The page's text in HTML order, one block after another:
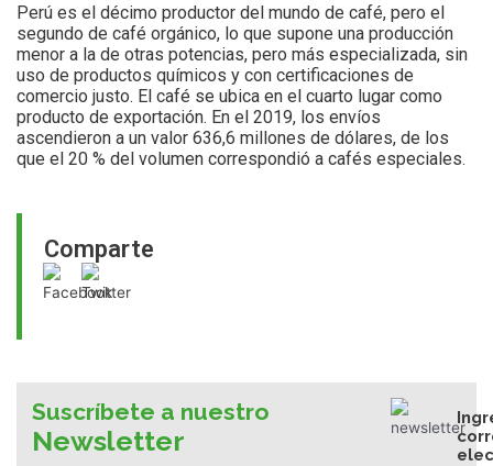
Comparte
Perú es el décimo productor del mundo de café, pero el
segundo de café orgánico, lo que supone una producción
menor a la de otras potencias, pero más especializada, sin
uso de productos químicos y con certificaciones de
comercio justo. El café se ubica en el cuarto lugar como
producto de exportación. En el 2019, los envíos
ascendieron a un valor 636,6 millones de dólares, de los
que el 20 % del volumen correspondió a cafés especiales.
Suscríbete a nuestro
Newsletter